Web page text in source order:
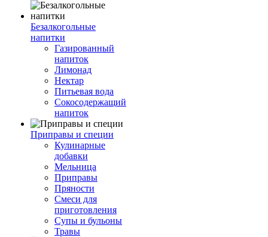
Безалкогольные
напитки
Газированный
напиток
Лимонад
Нектар
Питьевая вода
Сокосодержащий
напиток
Приправы и специи
Кулинарные
добавки
Мельница
Приправы
Пряности
Смеси для
приготовления
Супы и бульоны
Травы